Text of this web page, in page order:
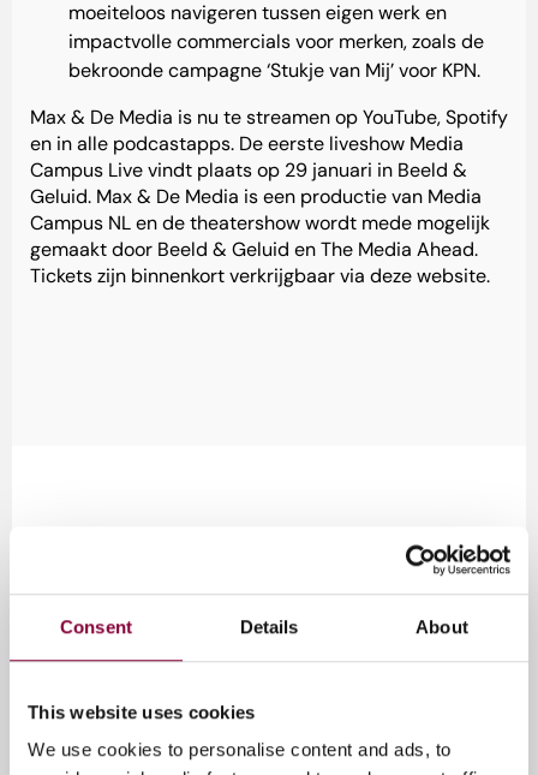
Consent Details About
This website uses cookies
We use cookies to personalise content and ads, to
moeiteloos navigeren tussen eigen werk en
impactvolle commercials voor merken, zoals de
bekroonde campagne ‘Stukje van Mij’ voor KPN.
Max & De Media is nu te streamen opYouTube,Spotify
en in alle podcastapps. De eerste liveshow Media
Campus Live vindt plaats op 29 januari in Beeld &
Geluid. Max & De Media is een productie van Media
Campus NL en de theatershow wordt mede mogelijk
gemaakt door Beeld & Geluid en The Media Ahead.
Tickets zijn binnenkort verkrijgbaar via deze website.